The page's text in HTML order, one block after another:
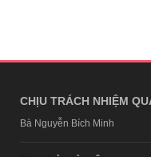
CHỊU TRÁCH NHIỆM
Bà Nguyễn Bích Minh